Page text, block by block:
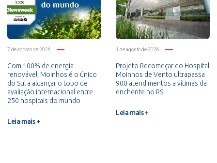
7 de agosto de 2026
Com 100% de energia
renovável, Moinhos é o único
do Sul a alcançar o topo de
avaliação internacional entre
250 hospitais do mundo
Leia mais +
1 de agosto de 2026
Projeto Recomeçar do Hospital
Moinhos de Vento ultrapassa
900 atendimentos a vítimas da
enchente no RS
Leia mais +